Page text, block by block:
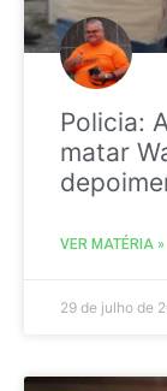
Policia:
matar
VER MATÉRIA »
29 de julho de